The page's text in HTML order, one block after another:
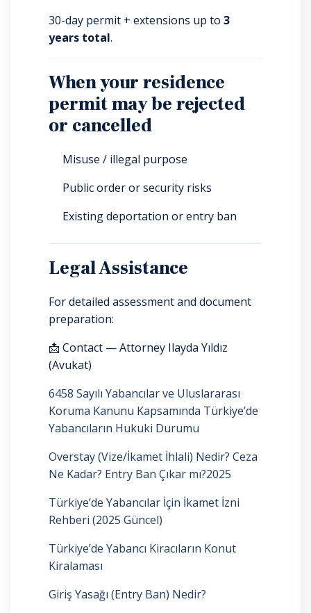
30-day permit + extensions up to 3
years total.
When your residence
permit may be rejected
or cancelled
Misuse / illegal purpose
Public order or security risks
Existing deportation or entry ban
Legal Assistance
For detailed assessment and document
preparation:
📩 Contact — Attorney Ilayda Yıldız
(Avukat)
6458 Sayılı Yabancılar ve Uluslararası
Koruma Kanunu Kapsamında Türkiye’de
Yabancıların Hukuki Durumu
Overstay (Vize/İkamet İhlali) Nedir? Ceza
Ne Kadar? Entry Ban Çıkar mı?2025
Türkiye’de Yabancılar İçin İkamet İzni
Rehberi (2025 Güncel)
Türkiye’de Yabancı Kiracıların Konut
Kiralaması
Giriş Yasağı (Entry Ban) Nedir?